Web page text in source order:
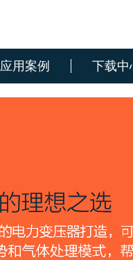
应用案例 下载中